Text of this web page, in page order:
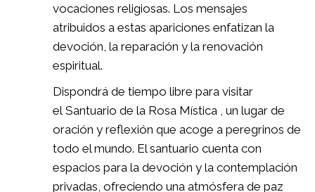
vocaciones religiosas. Los mensajes
atribuidos a estas apariciones enfatizan la
devoción, la reparación y la renovación
espiritual.
Dispondrá de tiempo libre para visitar
el Santuario de la Rosa Mística , un lugar de
oración y reflexión que acoge a peregrinos de
todo el mundo. El santuario cuenta con
espacios para la devoción y la contemplación
privadas, ofreciendo una atmósfera de paz